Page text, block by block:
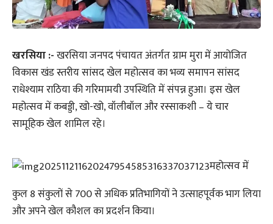
खरसिया :-खरसिया जनपद पंचायत अंतर्गत ग्राम मुरा में आयोजित
विकास खंड स्तरीय सांसद खेल महोत्सव का भव्य समापन सांसद
राधेश्याम राठिया की गरिमामयी उपस्थिति में संपन्न हुआ। इस खेल
महोत्सव में कबड्डी, खो-खो, वॉलीबॉल और रस्साकशी – ये चार
सामूहिक खेल शामिल रहे।
महोत्सव में
कुल 8 संकुलों से 700 से अधिक प्रतिभागियों ने उत्साहपूर्वक भाग लिया
और अपने खेल कौशल का प्रदर्शन किया।